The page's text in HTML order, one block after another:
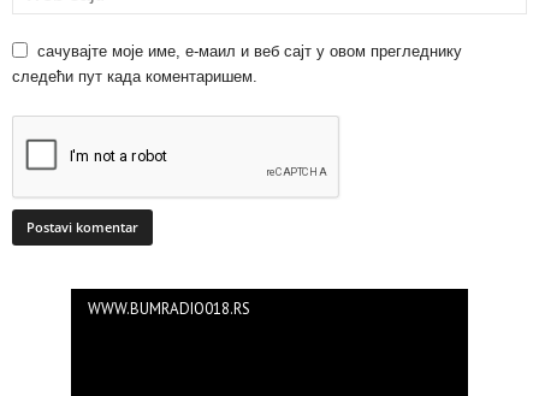
сачувајте моје име, е-маил и веб сајт у овом прегледнику
следећи пут када коментаришем.
WWW.BUMRADIO018.RS